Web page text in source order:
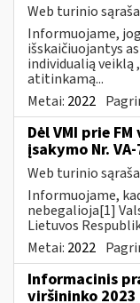
Web turinio
Informuojame,
išskaičiuojantys
individualią
atitinkamą...
Metai: 2022
Dėl VMI prie
įsakymo Nr.
Web turinio
Informuojame,
nebegalioja[1]
Lietuvos
Metai: 2022
Informacinis
viršininko